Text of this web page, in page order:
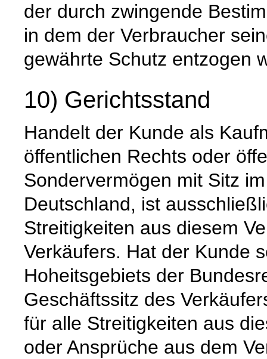
der durch zwingende
in dem der Verbraucher
gewährte Schutz entzogen
10) Gerichtsstand
Handelt der Kunde als
öffentlichen Rechts oder
Sondervermögen mit Sitz
Deutschland, ist
Streitigkeiten aus diesem
Verkäufers. Hat der Kunde
Hoheitsgebiets der
Geschäftssitz des
für alle Streitigkeiten aus
oder Ansprüche aus dem